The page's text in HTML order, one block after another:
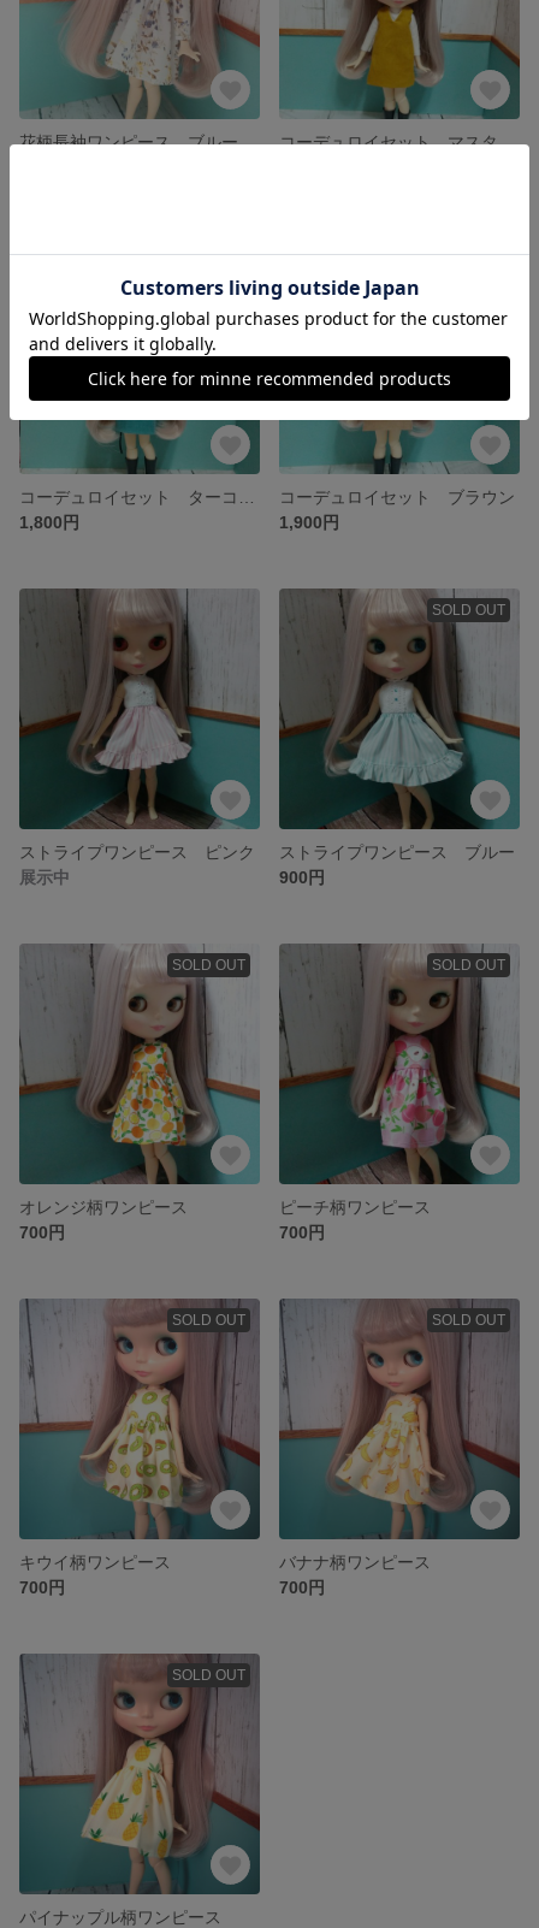
花柄長袖ワンピース ブルー
コーデュロイセット マスタード
SOLD OUT
1,800円
SOLD OUT
コーデュロイセット ブラウン
1,900円
ストライプワンピース ピンク
展示中
SOLD OUT
ストライプワンピース ブルー
900円
SOLD OUT
オレンジ柄ワンピース
700円
SOLD OUT
ピーチ柄ワンピース
700円
SOLD OUT
キウイ柄ワンピース
700円
SOLD OUT
バナナ柄ワンピース
700円
SOLD OUT
パイナップル柄ワンピース